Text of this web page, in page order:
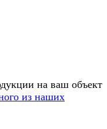
на ваш объект
из наших